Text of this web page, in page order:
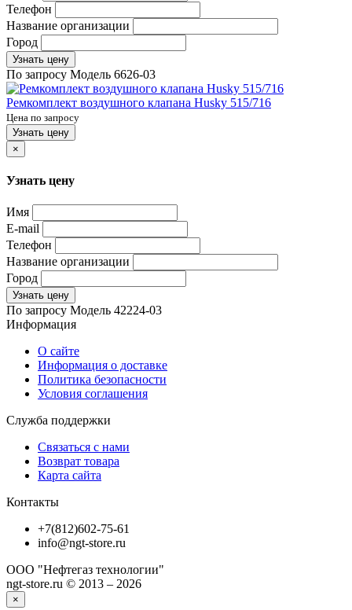
Телефон
Название организации
Город
Узнать цену
По запросу Модель 6626-03
Ремкомплект воздушного клапана Husky 515/716
Цена по запросу
Узнать цену
×
Узнать цену
Имя
E-mail
Телефон
Название организации
Город
Узнать цену
По запросу Модель 42224-03
Информация
О сайте
Информация о доставке
Политика безопасности
Условия соглашения
Служба поддержки
Связаться с нами
Возврат товара
Карта сайта
Контакты
+7(812)602-75-61
info@ngt-store.ru
ООО "Нефтегаз технологии"
ngt-store.ru © 2013 – 2026
×